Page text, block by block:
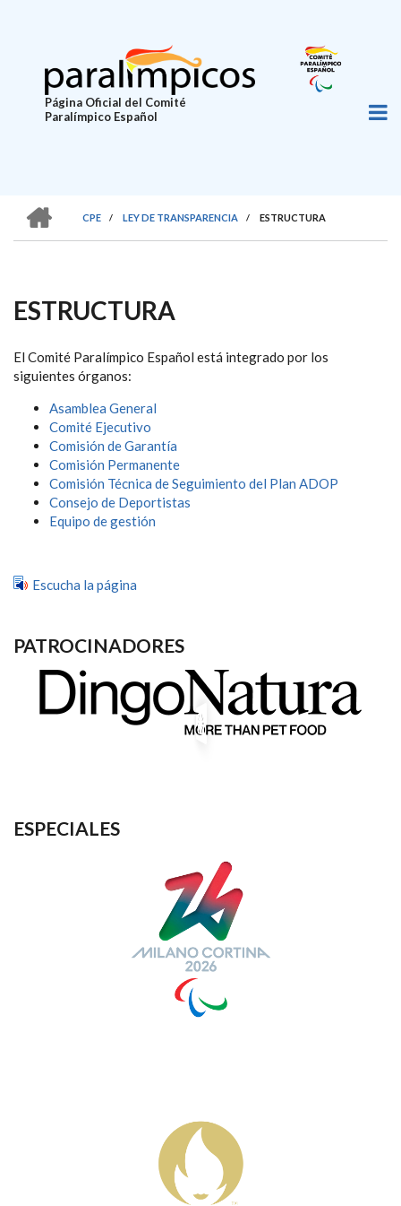
principal
Página Oficial del Comité
Paralímpico Español
SOBRESCRIBIR
DE
AYUDA
A
LA
NAVEGACIÓN
CPE
/ LEY DE TRANSPARENCIA / ESTRUCTURA
ESTRUCTURA
El Comité Paralímpico Español está integrado por los
siguientes órganos:
Asamblea General
Comité Ejecutivo
Comisión de Garantía
Comisión Permanente
Comisión Técnica de Seguimiento del Plan ADOP
Consejo de Deportistas
Equipo de gestión
Escucha la página
PATROCINADORES
ESPECIALES